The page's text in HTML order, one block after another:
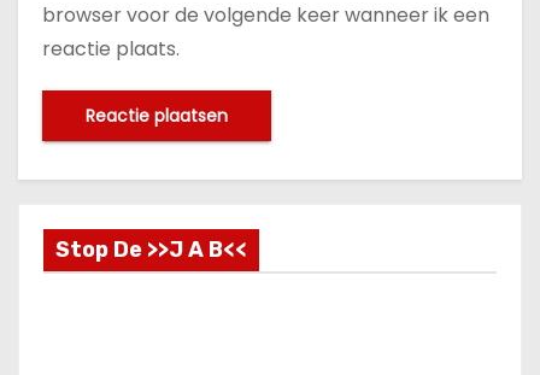
browser voor de volgende keer wanneer ik een
reactie plaats.
Stop De >>J A B<<